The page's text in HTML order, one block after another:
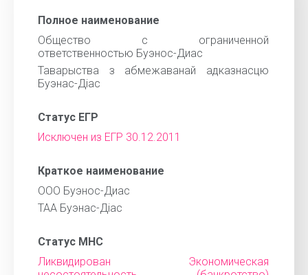
Полное наименование
Общество с ограниченной
ответственностью Буэнос-Диас
Таварыства з абмежаванай адказнасцю
Буэнас-Дiас
Статус ЕГР
Исключен из ЕГР 30.12.2011
Краткое наименование
ООО Буэнос-Диас
ТАА Буэнас-Дiас
Статус МНС
Ликвидирован Экономическая